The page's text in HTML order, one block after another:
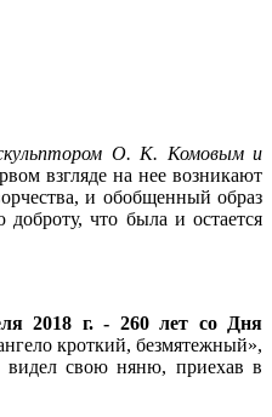
О. К. Комовым и
взгляде на нее возникают
и обобщенный образ
что была и остается
2018 г. - 260 лет со Дня
кроткий, безмятежный»,
свою няню, приехав в